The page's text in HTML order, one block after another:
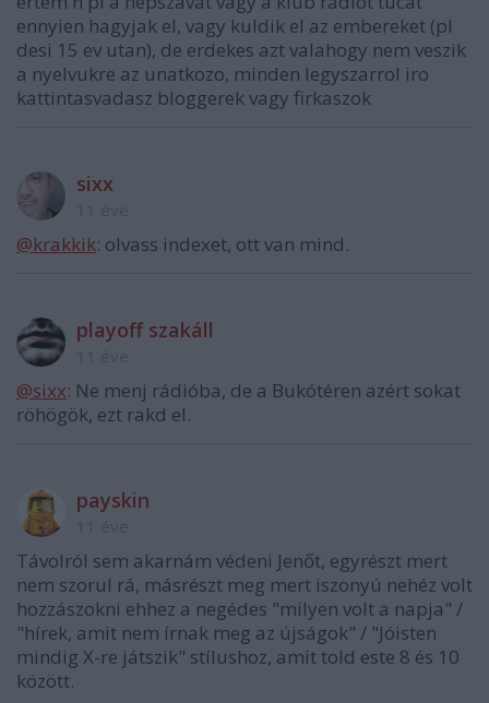
ennyien hagyjak el, vagy kuldik el az embereket (pl
desi 15 ev utan), de erdekes azt valahogy nem veszik
a nyelvukre az unatkozo, minden legyszarrol iro
kattintasvadasz bloggerek vagy firkaszok
sixx
@krakkik: olvass indexet, ott van mind.
playoff szakáll
@sixx: Ne menj rádióba, de a Bukótéren azért sokat
röhögök, ezt rakd el.
payskin
Távolról sem akarnám védeni Jenőt, egyrészt mert
nem szorul rá, másrészt meg mert iszonyú nehéz volt
hozzászokni ehhez a negédes "milyen volt a napja" /
"hírek, amit nem írnak meg az újságok" / "Jóisten
mindig X-re játszik" stílushoz, amit told este 8 és 10
között.